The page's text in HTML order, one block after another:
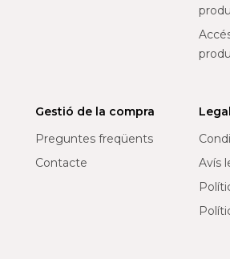
Gestió de la compra
Preguntes freqüents
Contacte
Legal
Avís